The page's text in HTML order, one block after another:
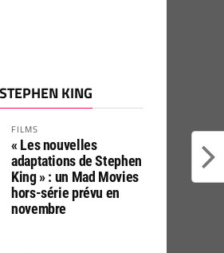
KING
FILMS
« Les nouvelles
adaptations de Stephen
King » : un Mad Movies
hors-série prévu en
novembre